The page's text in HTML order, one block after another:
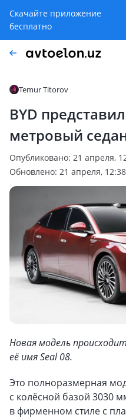
Скачайте приложение
бесплатно
Temur Titorov
BYD
метровый
Опубликовано: 21 апреля,
Обновлено: 21 апреля, 12:38
Новая модель
её имя Seal 08.
Это полноразмерная
с колёсной базой 3030
в фирменном стиле с